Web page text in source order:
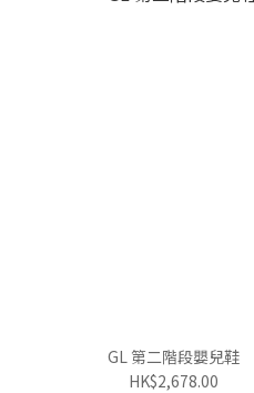
GL 第二階段嬰兒鞋
HK$2,678.00